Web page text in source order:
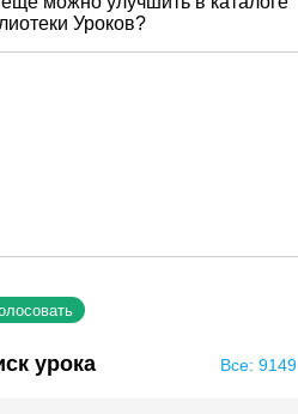
Уроков?
Все: 9149
урока